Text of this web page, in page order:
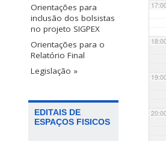
Orientações para
inclusão dos bolsistas
no projeto SIGPEX
Orientações para o
Relatório Final
Legislação »
EDITAIS DE
ESPAÇOS FISICOS